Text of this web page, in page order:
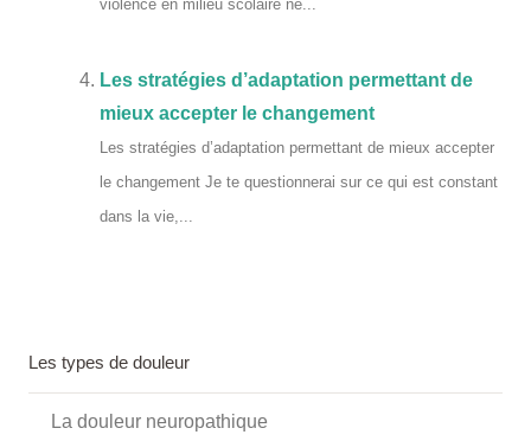
violence en milieu scolaire ne...
Les stratégies d’adaptation permettant de
mieux accepter le changement
Les stratégies d’adaptation permettant de mieux accepter
le changement Je te questionnerai sur ce qui est constant
dans la vie,...
Les types de douleur
La douleur neuropathique